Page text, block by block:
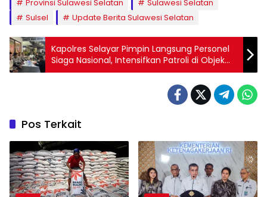
Provinsi Sulawesi Selatan
Sulawesi Selatan
Sulsel
Update Berita Sulawesi Selatan
Kapolres Selayar Pimpin Langsung Personel
Siaga Nasional, Intensifkan Patroli di Objek
Vital.
Pos Terkait